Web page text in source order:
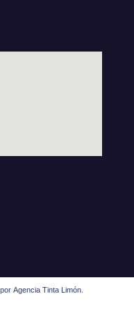
Agencia Tinta Limón.